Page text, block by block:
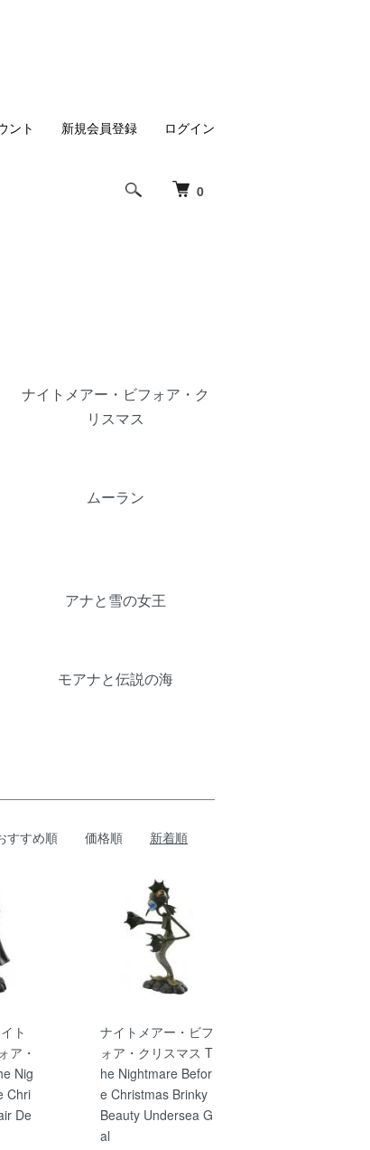
0
ント 新規会員登録 ログイン
ナイトメアー・ビフォア・ク
リスマス
ムーラン
アナと雪の女王
モアナと伝説の海
すすめ順 価格順 新着順
ト
ア・
Nig
Chri
De
ナイトメアー・ビフ
ォア・クリスマス T
he Nightmare Befor
e Christmas Brinky
Beauty Undersea G
al